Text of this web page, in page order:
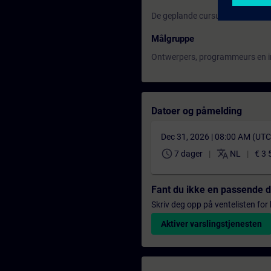
De geplande cursussen kunnen
Målgruppe
Ontwerpers, programmeurs en
Datoer og påmelding
Dec 31, 2026 | 08:00 AM
schedule 7 dager translate NL € 3
Fant du ikke en passende
Skriv deg opp på ventelisten
Aktiver varslingstjenesten